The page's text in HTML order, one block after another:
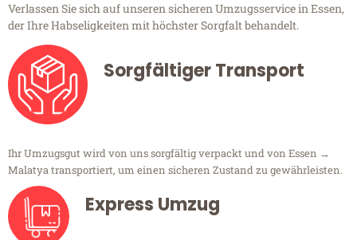
Verlassen Sie sich auf unseren sicheren Umzugsservice in Essen,
der Ihre Habseligkeiten mit höchster Sorgfalt behandelt.
Sorgfältiger Transport
Ihr Umzugsgut wird von uns sorgfältig verpackt und von Essen →
Malatya transportiert, um einen sicheren Zustand zu gewährleisten.
Express Umzug